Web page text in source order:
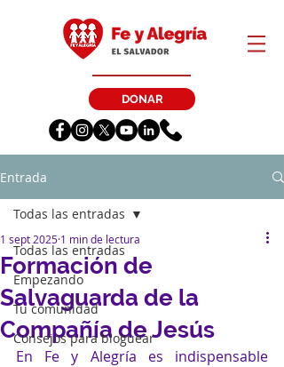
DONAR
Entrada
Todas las entradas
Empezando
Tu comunidad
Consejos para bloguear
Todas las entradas
Formación de
Salvaguarda de la
Compañía de Jesús
1 sept 2025 1 min de lectura
En Fe y Alegría es indispensable